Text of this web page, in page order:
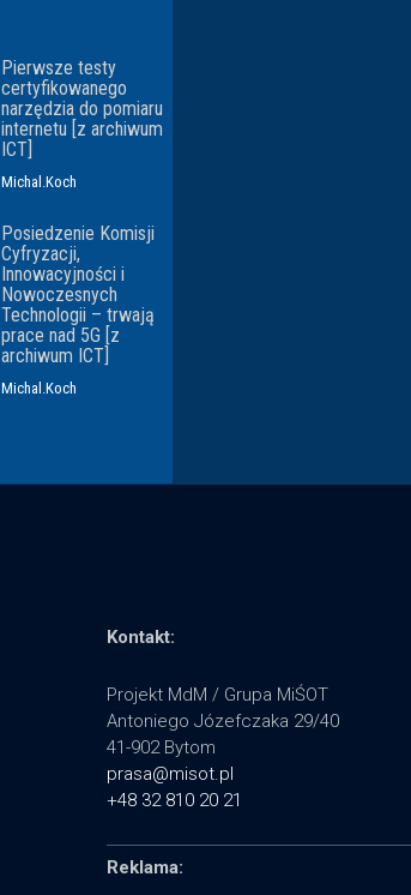
Pierwsze testy
certyfikowanego
narzędzia do pomiaru
internetu [z archiwum
ICT]
Michal.Koch
Posiedzenie Komisji
Cyfryzacji,
Innowacyjności i
Nowoczesnych
Technologii – trwają
prace nad 5G [z
archiwum ICT]
Michal.Koch
Kontakt:
Projekt MdM / Grupa MiŚOT
Antoniego Józefczaka 29/40
41-902 Bytom
prasa@misot.pl
+48 32 810 20 21
Reklama: